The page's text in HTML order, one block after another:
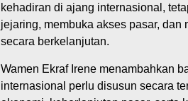
kehadiran di ajang internasional,
jejaring, membuka akses pasar,
secara berkelanjutan.
Wamen Ekraf Irene menambahkan
internasional perlu disusun secara